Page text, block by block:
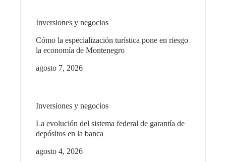
Inversiones y negocios
Cómo la especialización turística pone en riesgo
la economía de Montenegro
agosto 7, 2026
Inversiones y negocios
La evolución del sistema federal de garantía de
depósitos en la banca
agosto 4, 2026